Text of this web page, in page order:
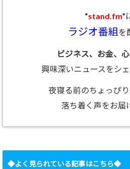
”stand.fm”
ラジオ番組を
ビジネス、お金、
興味深いニュースをシェ
夜寝る前のちょっぴり
落ち着く声をお届
◆よく見られている記事はこちら◆